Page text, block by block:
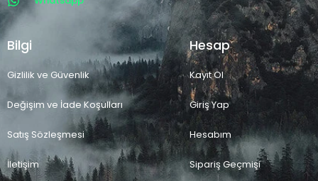
Bilgi
Gizlilik ve Güvenlik
Değişim ve İade Koşulları
Satış Sözleşmesi
İletişim
Hesap
Kayıt Ol
Giriş Yap
Hesabım
Sipariş Geçmişi